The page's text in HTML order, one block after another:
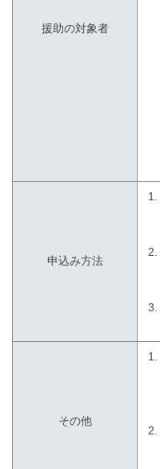
援助の対象者
申込み方法
その他